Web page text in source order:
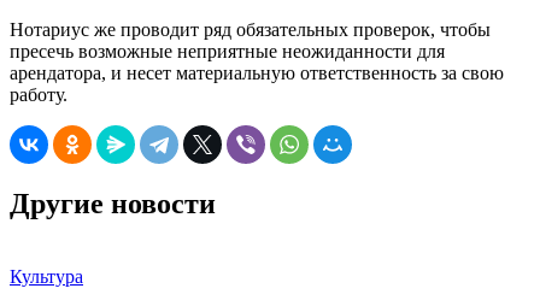
Нотариус же проводит ряд обязательных проверок, чтобы
пресечь возможные неприятные неожиданности для
арендатора, и несет материальную ответственность за свою
работу.
Другие новости
Культура